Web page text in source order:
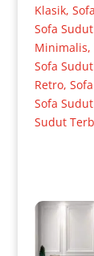
Klasik,
Sofa
Minimalis,
Sofa
Retro,
Sofa
Sudut